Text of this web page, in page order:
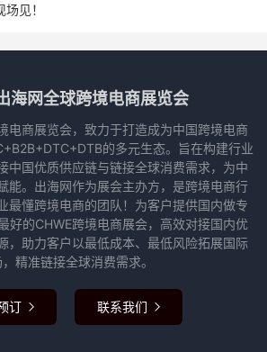
见！
海网全球跨境电商展览会
电商展览会，致力于打造成为中国跨境电商
的多元生态。旨在构建行业
中国优质供应链与链接全球消费需求，为中
能。出海网作为展会主办方，是跨境电商行
最懂跨境电商的团队！为客户提供国内做专
好的CHWE跨境电商展会，高效对接国内优
，助力客户以最低成本、最低风险拓展国际
精准链接全球消费需求。
订  联系我们 